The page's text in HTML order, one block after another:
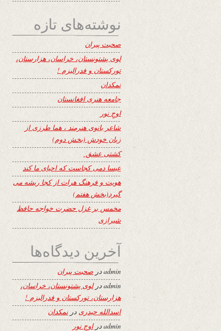
نوشته‌های تازه
صحبت پیران
لوی پشتونستان، خراسان، هزارستان،
تورکستان و فدرالیزم !
نمکدان
جامعه هنری افغانستان
اوجِ نور
شاعر بانوی هنرمند ، هما طرزی از
زبان خودش (بخش دوم)
کشتی عشق
عیسا دمی کجاست که احیای ما کند
هویت و فرهنگ هرات از کجا ریشه می
گیرد(بخش هفتم)
مخمس بر غزل حضرت خواجه حافظ
شیرازی
آخرین دیدگاه‌ها
adminدر صحبت پیران
admin درلوی پشتونستان، خراسان،
هزارستان، تورکستان و فدرالیزم !
اسدالله حیدری درنمکدان
adminدراوجِ نور